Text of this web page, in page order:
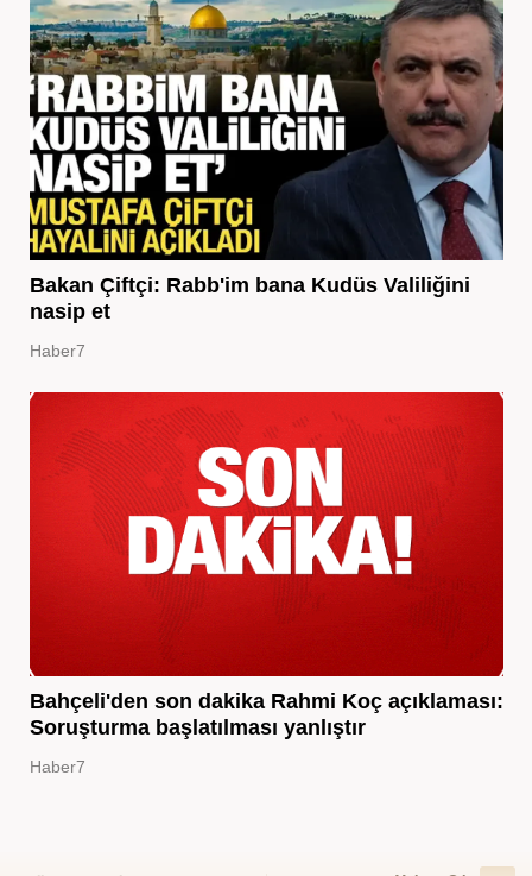
Bakan Çiftçi: Rabb'im bana Kudüs Valiliğini
nasip et
Haber7
Bahçeli'den son dakika Rahmi Koç açıklaması:
Soruşturma başlatılması yanlıştır
Haber7